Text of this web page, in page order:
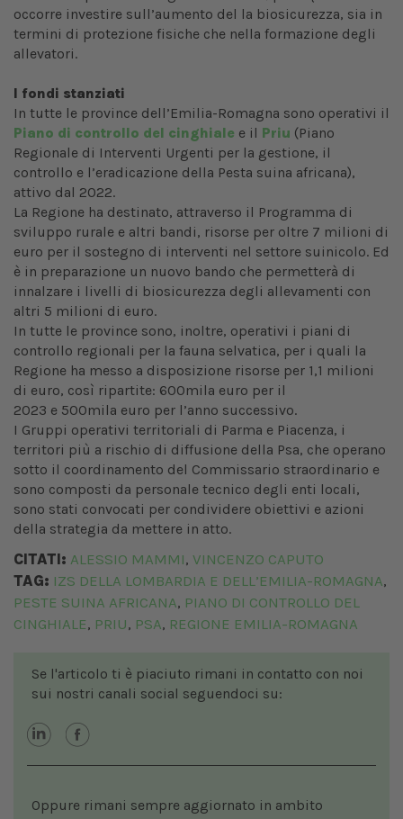
occorre investire sull’aumento del la biosicurezza, sia in
termini di protezione fisiche che nella formazione degli
allevatori.
I fondi stanziati
In tutte le province dell’Emilia-Romagna sono operativi il
Piano di controllo del cinghiale e il Priu (Piano
Regionale di Interventi Urgenti per la gestione, il
controllo e l’eradicazione della Pesta suina africana),
attivo dal 2022.
La Regione ha destinato, attraverso il Programma di
sviluppo rurale e altri bandi, risorse per oltre 7 milioni di
euro per il sostegno di interventi nel settore suinicolo. Ed
è in preparazione un nuovo bando che permetterà di
innalzare i livelli di biosicurezza degli allevamenti con
altri 5 milioni di euro.
In tutte le province sono, inoltre, operativi i piani di
controllo regionali per la fauna selvatica, per i quali la
Regione ha messo a disposizione risorse per 1,1 milioni
di euro, così ripartite: 600mila euro per il
2023 e 500mila euro per l’anno successivo.
I Gruppi operativi territoriali di Parma e Piacenza, i
territori più a rischio di diffusione della Psa, che operano
sotto il coordinamento del Commissario straordinario e
sono composti da personale tecnico degli enti locali,
sono stati convocati per condividere obiettivi e azioni
della strategia da mettere in atto.
CITATI: ALESSIO MAMMI, VINCENZO CAPUTO
TAG: IZS DELLA LOMBARDIA E DELL’EMILIA-ROMAGNA,
PESTE SUINA AFRICANA, PIANO DI CONTROLLO DEL
CINGHIALE, PRIU, PSA, REGIONE EMILIA-ROMAGNA
Se l'articolo ti è piaciuto rimani in contatto con noi
sui nostri canali social seguendoci su:
Oppure rimani sempre aggiornato in ambito